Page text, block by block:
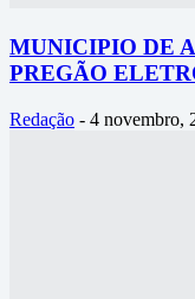
MUNICIPIO DE
PREGÃO
Redação - 4 novembro,